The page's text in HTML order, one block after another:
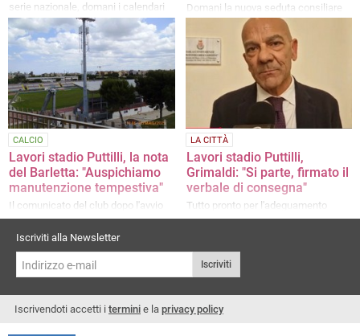
serie nazionale, domani i calendari
Domani la nuova seduta consiliare
dopo la crisi di martedì
CALCIO
Lavori stadio Puttilli, la nota
del Barletta: "Auspichiamo
manutenzione tempestiva"
Il comunicato del club dopo l'avvio
delle attività
LA CITTÀ
Lavori stadio Puttilli,
Grimaldi: "Si parte, firmato il
verbale di consegna"
Tutto pronto per l'adeguamento
dell'impianto alla Serie C 26/27
Iscriviti alla Newsletter
Iscriviti
Iscrivendoti accetti i termini e la privacy policy